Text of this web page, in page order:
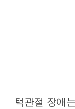
턱관절 장애